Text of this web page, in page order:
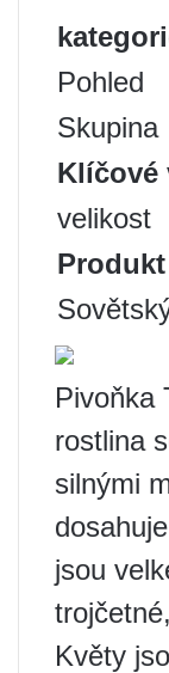
Pohled
Skupina
Klíčové
velikost
Produkt
Pivoňka
rostlina
silnými
jsou
Květy